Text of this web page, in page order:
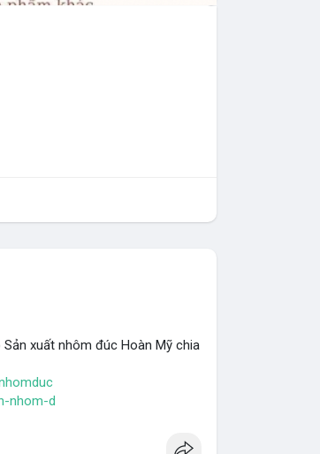
xuất nhôm đúc Hoàn Mỹ chia
nhom-d